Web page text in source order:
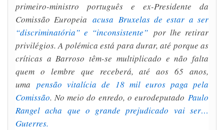
primeiro-ministro português e ex-Presidente da
Comissão Europeia acusa Bruxelas de estar a ser
“discriminatória” e “inconsistente” por lhe retirar
privilégios. A polémica está para durar, até porque as
críticas a Barroso têm-se multiplicado e não falta
quem o lembre que receberá, até aos 65 anos,
umapensão vitalícia de 18 mil euros paga pela
Comissão. No meio do enredo, o eurodeputado Paulo
Rangel acha que o grande prejudicado vai ser…
Guterres.